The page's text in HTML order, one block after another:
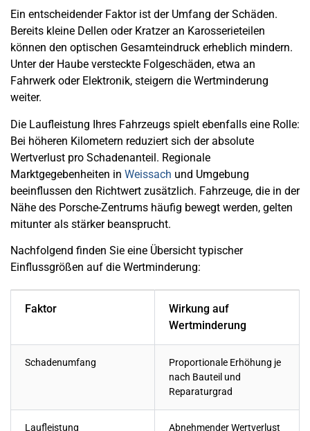
Ein entscheidender Faktor ist der Umfang der Schäden.
Bereits kleine Dellen oder Kratzer an Karosserieteilen
können den optischen Gesamteindruck erheblich mindern.
Unter der Haube versteckte Folgeschäden, etwa an
Fahrwerk oder Elektronik, steigern die Wertminderung
weiter.
Die Laufleistung Ihres Fahrzeugs spielt ebenfalls eine Rolle:
Bei höheren Kilometern reduziert sich der absolute
Wertverlust pro Schadenanteil. Regionale
Marktgegebenheiten in Weissach und Umgebung
beeinflussen den Richtwert zusätzlich. Fahrzeuge, die in der
Nähe des Porsche-Zentrums häufig bewegt werden, gelten
mitunter als stärker beansprucht.
Nachfolgend finden Sie eine Übersicht typischer
Einflussgrößen auf die Wertminderung:
Faktor
Wirkung auf
Wertminderung
Schadenumfang
Proportionale Erhöhung je
nach Bauteil und
Reparaturgrad
Laufleistung
Abnehmender Wertverlust